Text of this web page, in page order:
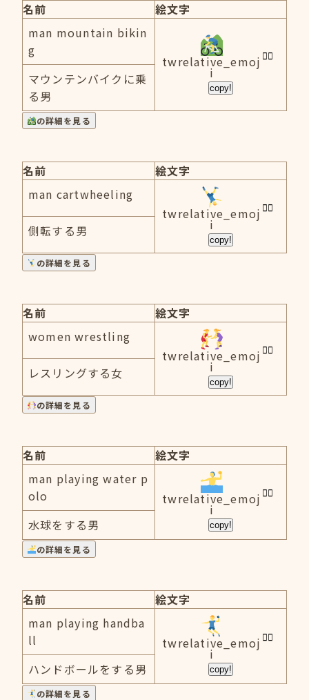
名前
絵文字
man mountain bikin
g
twrelative_emoj
i
copy!
マウンテンバイクに乗
る男
の詳細を見る
名前
絵文字
man cartwheeling
twrelative_emoj
i
copy!
側転する男
の詳細を見る
名前
絵文字
women wrestling
twrelative_emoj
i
copy!
レスリングする女
の詳細を見る
名前
絵文字
man playing water p
olo
twrelative_emoj
i
copy!
水球をする男
の詳細を見る
名前
絵文字
man playing handba
ll
twrelative_emoj
i
copy!
ハンドボールをする男
の詳細を見る